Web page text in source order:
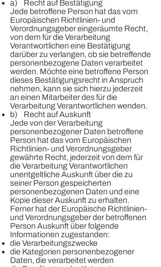
a) Recht auf Bestätigung
Jede betroffene Person hat das vom
Europäischen Richtlinien- und
Verordnungsgeber eingeräumte Recht,
von dem für die Verarbeitung
Verantwortlichen eine Bestätigung
darüber zu verlangen, ob sie betreffende
personenbezogene Daten verarbeitet
werden. Möchte eine betroffene Person
dieses Bestätigungsrecht in Anspruch
nehmen, kann sie sich hierzu jederzeit
an einen Mitarbeiter des für die
Verarbeitung Verantwortlichen wenden.
b) Recht auf Auskunft
Jede von der Verarbeitung
personenbezogener Daten betroffene
Person hat das vom Europäischen
Richtlinien- und Verordnungsgeber
gewährte Recht, jederzeit von dem für
die Verarbeitung Verantwortlichen
unentgeltliche Auskunft über die zu
seiner Person gespeicherten
personenbezogenen Daten und eine
Kopie dieser Auskunft zu erhalten.
Ferner hat der Europäische Richtlinien-
und Verordnungsgeber der betroffenen
Person Auskunft über folgende
Informationen zugestanden:
die Verarbeitungszwecke
die Kategorien personenbezogener
Daten, die verarbeitet werden